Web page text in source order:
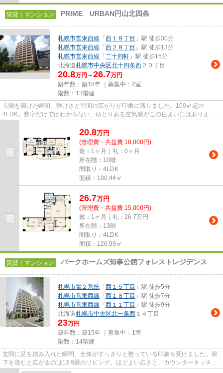
賃貸｜マンション PRIME URBAN円山北四条
札幌市営東西線 「 西１８丁目 」駅 徒歩30分
札幌市営東西線 「 西２８丁目 」駅 徒歩13分
札幌市営東西線 「 二十四軒 」駅 徒歩15分
北海道札幌市中央区北十四条西 ２０丁目
20.8万円～26.7万円
築年数：築18年 ｜募集中： 2室
階数：13階建
玄関を開けた瞬間、静けさと空間の広がりが印象に残りました。100㎡超の
4LDK。数字だけではわからない、ゆとりある空気感がこの住まいにはありま
20.8万円
(管理費・共益費 10,000円)
敷：1ヶ月｜礼：0ヶ月
所在階：10階
間取り：4LDK
面積：100.44㎡
26.7万円
(管理費・共益費 15,000円)
敷：1ヶ月｜礼：26.7万円
所在階：13階
間取り：4LDK
面積：126.99㎡
賃貸｜マンション パークホームズ知事公館フォレストレジデンス
札幌市電２系統 「 西１５丁目 」駅 徒歩5分
札幌市営東西線 「 西１８丁目 」駅 徒歩7分
札幌市営東西線 「 西１１丁目 」駅 徒歩9分
北海道札幌市中央区北一条西 １４丁目
23万円
築年数：築15年 ｜募集中： 1室
階数：14階建
玄関に足を踏み入れた瞬間、全体がすっきりと整っている印象を受けました。廊
下を進むと広がるのは13.9畳のリビング。ほどよい広さと、カウンターキッチン
からの視界の良さが心地よく...